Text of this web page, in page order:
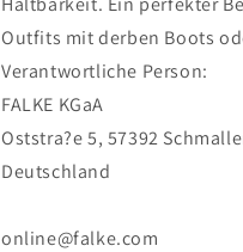
Outfits mit derben Boots
Verantwortliche Person:
FALKE KGaA
Oststra?e 5, 57392
Deutschland
online@falke.com